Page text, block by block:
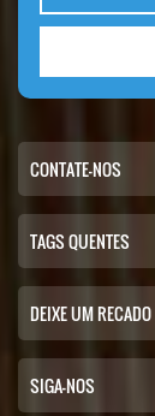
CONTATE-NOS
TAGS QUENTES
DEIXE UM RECADO
SIGA-NOS